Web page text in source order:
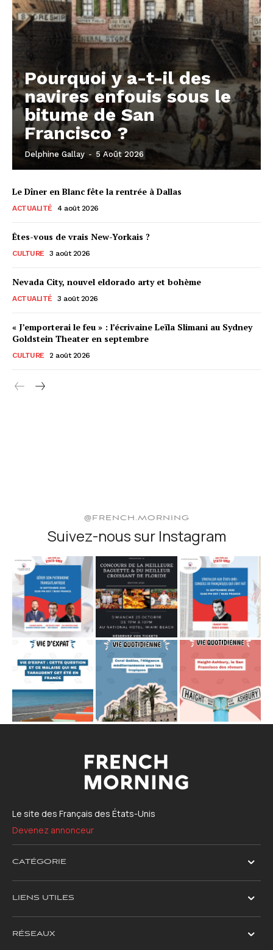
Pourquoi y a-t-il des
navires enfouis sous le
bitume de San
Francisco ?
Delphine Gallay - 5 Août 2026
Le Dîner en Blanc fête la rentrée à Dallas
ACTUALITÉ 4 août 2026
Êtes-vous de vrais New-Yorkais ?
CULTURE 3 août 2026
Nevada City, nouvel eldorado arty et bohème
ACTUALITÉ 3 août 2026
« J’emporterai le feu » : l’écrivaine Leïla Slimani au Sydney
Goldstein Theater en septembre
CULTURE 2 août 2026
@FRENCH.MORNING
Suivez-nous sur Instagram
Le site des Français des États-Unis
Devenez annonceur
CATÉGORIE
LIENS UTILES
RÉSEAUX